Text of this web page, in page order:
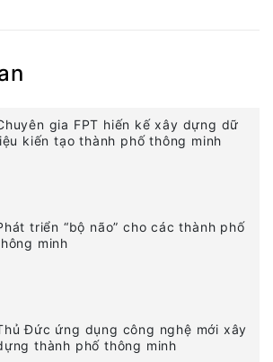
gia FPT hiến kế xây dựng dữ
kiến tạo thành phố thông minh
triển “bộ não” cho các thành phố
minh
Đức ứng dụng công nghệ mới xây
thành phố thông minh